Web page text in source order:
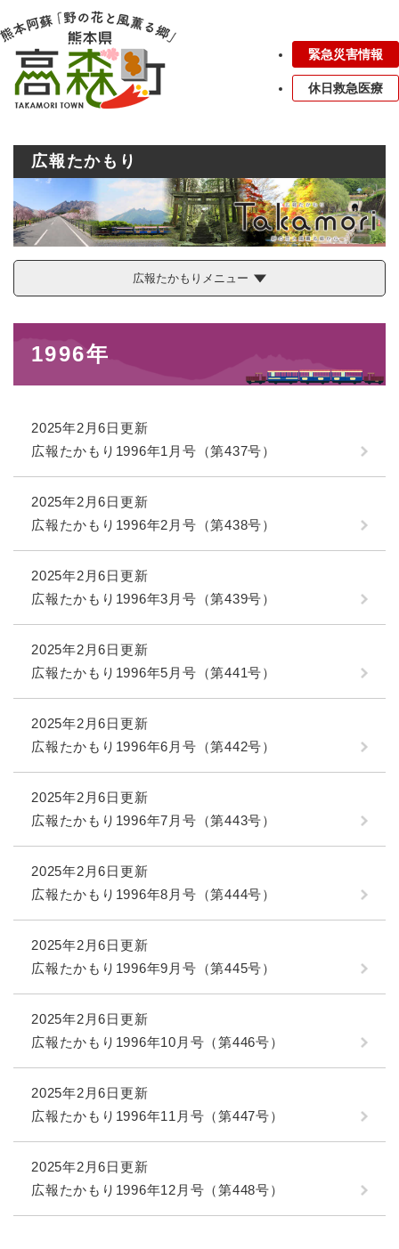
ー
ジ
メニューを飛ばして本文へ
緊急災害情報
休日救急医療
広報たかもり
広報たかもりメニュー
1996年
2025年2月6日更新
広報たかもり1996年1月号（第437号）
2025年2月6日更新
広報たかもり1996年2月号（第438号）
2025年2月6日更新
広報たかもり1996年3月号（第439号）
2025年2月6日更新
広報たかもり1996年5月号（第441号）
2025年2月6日更新
広報たかもり1996年6月号（第442号）
2025年2月6日更新
広報たかもり1996年7月号（第443号）
2025年2月6日更新
広報たかもり1996年8月号（第444号）
2025年2月6日更新
広報たかもり1996年9月号（第445号）
2025年2月6日更新
広報たかもり1996年10月号（第446号）
2025年2月6日更新
広報たかもり1996年11月号（第447号）
2025年2月6日更新
広報たかもり1996年12月号（第448号）